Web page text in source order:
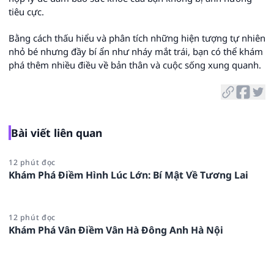
tiêu cực.
Bằng cách thấu hiểu và phân tích những hiện tượng tự nhiên
nhỏ bé nhưng đầy bí ẩn như nháy mắt trái, bạn có thể khám
phá thêm nhiều điều về bản thân và cuộc sống xung quanh.
Bài viết liên quan
12 phút đọc
Khám Phá Điềm Hình Lúc Lớn: Bí Mật Về Tương Lai
12 phút đọc
Khám Phá Vân Điềm Vân Hà Đông Anh Hà Nội